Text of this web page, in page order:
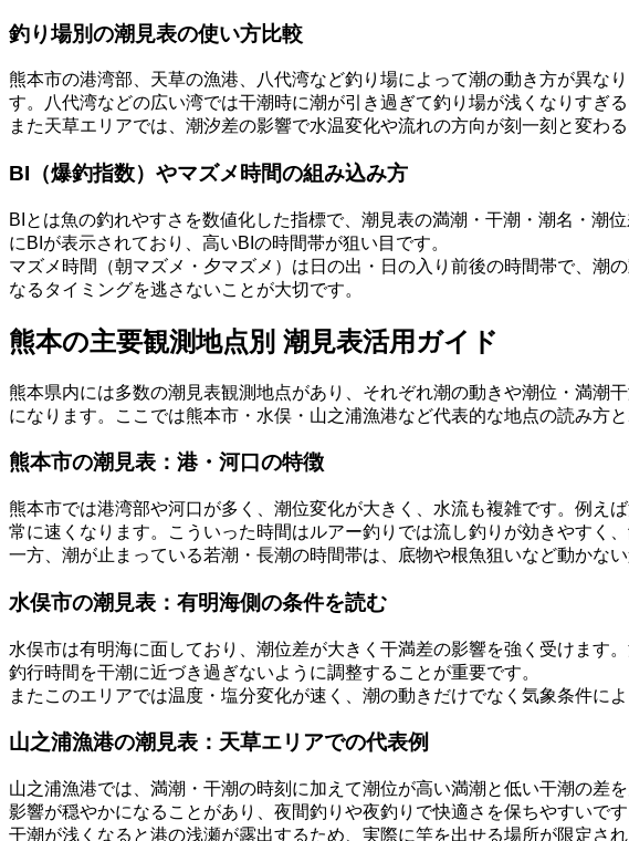
釣り場別の潮見表の使い方比較
熊本市の港湾部、天草の漁港、八代湾など釣り場によって潮の動き方が異な
す。八代湾などの広い湾では干潮時に潮が引き過ぎて釣り場が浅くなりすぎ
また天草エリアでは、潮汐差の影響で水温変化や流れの方向が刻一刻と変わ
BI（爆釣指数）やマズメ時間の組み込み方
BIとは魚の釣れやすさを数値化した指標で、潮見表の満潮・干潮・潮名・潮
にBIが表示されており、高いBIの時間帯が狙い目です。
マズメ時間（朝マズメ・夕マズメ）は日の出・日の入り前後の時間帯で、潮
なるタイミングを逃さないことが大切です。
熊本の主要観測地点別 潮見表活用ガイド
熊本県内には多数の潮見表観測地点があり、それぞれ潮の動きや潮位・満潮
になります。ここでは熊本市・水俣・山之浦漁港など代表的な地点の読み方
熊本市の潮見表：港・河口の特徴
熊本市では港湾部や河口が多く、潮位変化が大きく、水流も複雑です。例え
常に速くなります。こういった時間はルアー釣りでは流し釣りが効きやすく
一方、潮が止まっている若潮・長潮の時間帯は、底物や根魚狙いなど動かな
水俣市の潮見表：有明海側の条件を読む
水俣市は有明海に面しており、潮位差が大きく干満差の影響を強く受けます
釣行時間を干潮に近づき過ぎないように調整することが重要です。
またこのエリアでは温度・塩分変化が速く、潮の動きだけでなく気象条件に
山之浦漁港の潮見表：天草エリアでの代表例
山之浦漁港では、満潮・干潮の時刻に加えて潮位が高い満潮と低い干潮の差
影響が穏やかになることがあり、夜間釣りや夜釣りで快適さを保ちやすいです
干潮が浅くなると港の浅瀬が露出するため、実際に竿を出せる場所が限定さ